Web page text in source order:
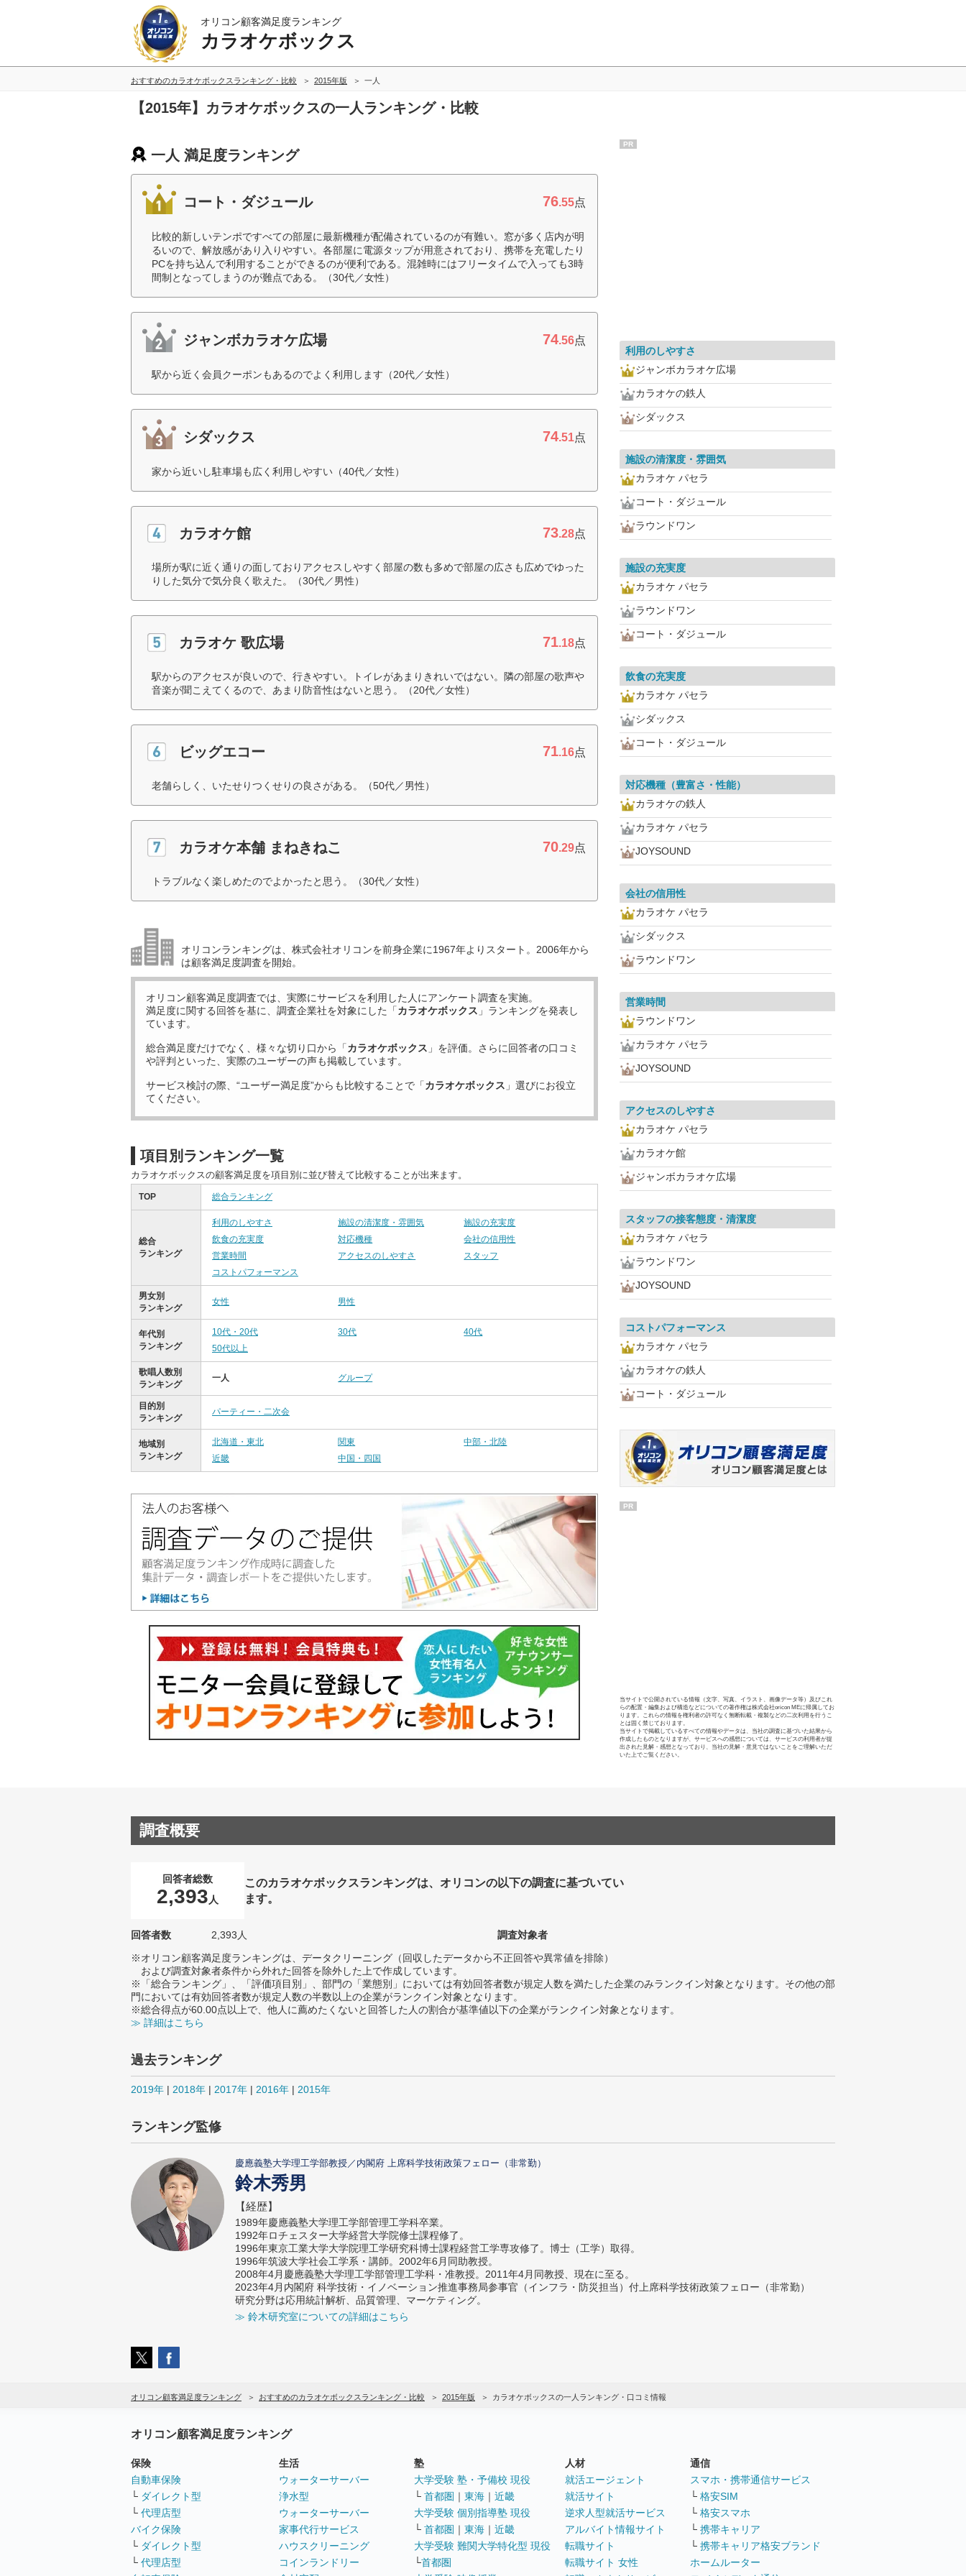
オリコン顧客満足度ランキング
カラオケボックス
おすすめのカラオケボックスランキング・比較 2015年版 一人
【2015年】カラオケボックスの一人ランキング・比較
一人 満足度ランキング
コート・ダジュール 76.55点
比較的新しいテンポですべての部屋に最新機種が配備されているのが有難い。窓が多く店内が明
るいので、解放感があり入りやすい。各部屋に電源タップが用意されており、携帯を充電したり
PCを持ち込んで利用することができるのが便利である。混雑時にはフリータイムで入っても3時
間制となってしまうのが難点である。（30代／女性）
ジャンボカラオケ広場 74.56点
駅から近く会員クーポンもあるのでよく利用します（20代／女性）
シダックス 74.51点
家から近いし駐車場も広く利用しやすい（40代／女性）
カラオケ館 73.28点
場所が駅に近く通りの面しておりアクセスしやすく部屋の数も多めで部屋の広さも広めでゆった
りした気分で気分良く歌えた。（30代／男性）
カラオケ 歌広場 71.18点
駅からのアクセスが良いので、行きやすい。トイレがあまりきれいではない。隣の部屋の歌声や
音楽が聞こえてくるので、あまり防音性はないと思う。（20代／女性）
ビッグエコー 71.16点
老舗らしく、いたせりつくせりの良さがある。（50代／男性）
カラオケ本舗 まねきねこ 70.29点
トラブルなく楽しめたのでよかったと思う。（30代／女性）
オリコンランキングは、株式会社オリコンを前身企業に1967年よりスタート。2006年から
は顧客満足度調査を開始。
オリコン顧客満足度調査では、実際にサービスを利用した 人にアンケート調査を実施。
満足度に関する回答を基に、調査企業社を対象にした「カラオケボックス 」ランキングを発表し
ています。
総合満足度だけでなく、様々な切り口から「カラオケボックス 」を評価。さらに回答者の口コミ
や評判といった、実際のユーザーの声も掲載しています。
サービス検討の際、“ユーザー満足度”からも比較することで「カラオケボックス 」選びにお役立
てください。
項目別ランキング一覧
カラオケボックスの顧客満足度を項目別に並び替えて比較することが出来ます。
TOP 総合ランキング
総合
ランキング
利用のしやすさ 施設の清潔度・雰囲気
施設の充実度
飲食の充実度
対応機種
会社の信用性
営業時間
アクセスのしやすさ
スタッフ
コストパフォーマンス
男女別
ランキング
女性 男性
年代別
ランキング
10代・20代 30代
40代
50代以上
歌唱人数別
ランキング
一人 グループ
目的別
ランキング
パーティー・二次会
地域別
ランキング
北海道・東北 関東
中部・北陸
近畿
中国・四国
PR
利用のしやすさ
ジャンボカラオケ広場
カラオケの鉄人
シダックス
施設の清潔度・雰囲気
カラオケ パセラ
コート・ダジュール
ラウンドワン
施設の充実度
カラオケ パセラ
ラウンドワン
コート・ダジュール
飲食の充実度
カラオケ パセラ
シダックス
コート・ダジュール
対応機種（豊富さ・性能）
カラオケの鉄人
カラオケ パセラ
JOYSOUND
会社の信用性
カラオケ パセラ
シダックス
ラウンドワン
営業時間
ラウンドワン
カラオケ パセラ
JOYSOUND
アクセスのしやすさ
カラオケ パセラ
カラオケ館
ジャンボカラオケ広場
スタッフの接客態度・清潔度
カラオケ パセラ
ラウンドワン
JOYSOUND
コストパフォーマンス
カラオケ パセラ
カラオケの鉄人
コート・ダジュール
PR
当サイトで公開されている情報（文字、写真、イラスト、画像データ等）及びこれ
らの配置・編集および構造などについての著作権は株式会社oricon MEに帰属してお
ります。これらの情報を権利者の許可なく無断転載・複製などの二次利用を行うこ
とは固く禁じております。
当サイトで掲載しているすべての情報やデータは、当社の調査に基づいた結果から
作成したものとなりますが、サービスへの感想については、サービスの利用者が提
出された見解・感想となっており、当社の見解・意見ではないことをご理解いただ
いた上でご覧ください。
調査概要
回答者総数
2,393 人
このカラオケボックスランキングは、オリコンの以下の調査に基づいてい
ます。
回答者数 2,393人
調査対象者
※オリコン顧客満足度ランキングは、データクリーニング（回収したデータから不正回答や異常値を排除）
および調査対象者条件から外れた回答を除外した上で作成しています。
※「総合ランキング」、「評価項目別」、部門の「業態別」においては有効回答者数が規定人数を満たした企業のみランクイン対象となります。その他の部
門においては有効回答者数が規定人数の半数以上の企業がランクイン対象となります。
※総合得点が60.00点以上で、他人に薦めたくないと回答した人の割合が基準値以下の企業がランクイン対象となります。
≫ 詳細はこちら
過去ランキング
2019年 | 2018年 | 2017年 | 2016年 | 2015年
ランキング監修
慶應義塾大学理工学部教授／内閣府 上席科学技術政策フェロー（非常勤）
鈴木秀男
【経歴】
1989年慶應義塾大学理工学部管理工学科卒業。
1992年ロチェスター大学経営大学院修士課程修了。
1996年東京工業大学大学院理工学研究科博士課程経営工学専攻修了。博士（工学）取得。
1996年筑波大学社会工学系・講師。2002年6月同助教授。
2008年4月慶應義塾大学理工学部管理工学科・准教授。2011年4月同教授、現在に至る。
2023年4月内閣府 科学技術・イノベーション推進事務局参事官（インフラ・防災担当）付上席科学技術政策フェロー（非常勤）
研究分野は応用統計解析、品質管理、マーケティング。
≫ 鈴木研究室についての詳細はこちら
オリコン顧客満足度ランキング おすすめのカラオケボックスランキング・比較 2015年版 カラオケボックスの一人ランキング・口コミ情報
オリコン顧客満足度ランキング
保険
自動車保険
└ ダイレクト型
└ 代理店型
バイク保険
└ ダイレクト型
└ 代理店型
生活
ウォーターサーバー
浄水型
ウォーターサーバー
家事代行サービス
ハウスクリーニング
コインランドリー
塾
大学受験 塾・予備校 現役
└ 首都圏 ｜ 東海 ｜ 近畿
大学受験 個別指導塾 現役
└ 首都圏 ｜ 東海 ｜ 近畿
大学受験 難関大学特化型 現役
└首都圏
人材
就活エージェント
就活サイト
逆求人型就活サービス
アルバイト情報サイト
転職サイト
転職サイト 女性
通信
スマホ・携帯通信サービス
└ 格安SIM
└ 格安スマホ
└ 携帯キャリア
└ 携帯キャリア格安ブランド
ホームルーター